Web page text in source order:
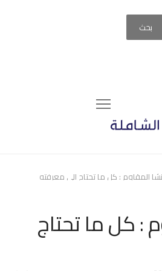
بحث
Menu
المقاوم : كل ما تحتاج إلى معرفته
: كل ما تحتاج